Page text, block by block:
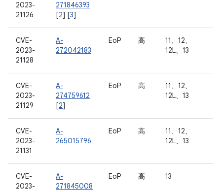
2023-
21126
271846393
[2] [3]
CVE-
2023-
21128
A-
272042183
EoP 高
11、12、
12L、13
CVE-
2023-
21129
A-
274759612
[2]
EoP 高
11、12、
12L、13
CVE-
2023-
21131
A-
265015796
EoP 高
11、12、
12L、13
CVE-
2023-
A-
271845008
EoP 高 13